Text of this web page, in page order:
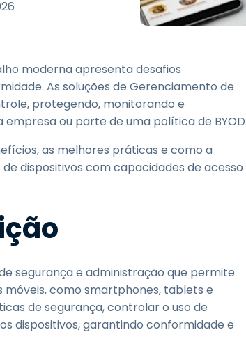
a Wacom
Laboratórios Remotos
Segurança de Endpoint
Explore Todas as
Necessidades
Explore
moderna apresenta desafios
As soluções de Gerenciamento de
protegendo, monitorando e
ou parte de uma política de
as melhores práticas e como a
dispositivos com capacidades de acesso
segurança e administração que permite
como smartphones, tablets e
de segurança, controlar o uso de
dispositivos, garantindo conformidade e